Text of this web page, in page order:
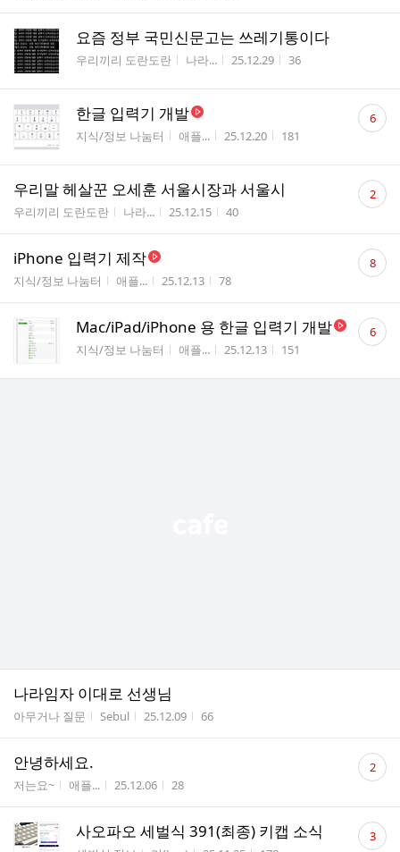
요즘 정부 국민신문고는 쓰레기통이다
게시판명
우리끼리 도란도란 작성자
나라... 작성시간
25.12.29 조회수
36
한글 입력기 개발
게시판명
지식/정보 나눔터 작성자
애플... 작성시간
25.12.20 조회수
181
댓
글 6
우리말 헤살꾼 오세훈 서울시장과 서울시
게시판명
우리끼리 도란도란 작성자
나라... 작성시간
25.12.15 조회수
40
댓
글 2
iPhone 입력기 제작
게시판명
지식/정보 나눔터 작성자
애플... 작성시간
25.12.13 조회수
78
댓
글 8
Mac/iPad/iPhone 용 한글 입력기 개발
게시판명
지식/정보 나눔터 작성자
애플... 작성시간
25.12.13 조회수
151
댓
글 6
나라임자 이대로 선생님
게시판명
아무거나 질문 작성자
Sebul 작성시간
25.12.09 조회수
66
안녕하세요.
게시판명
저는요~ 작성자
애플... 작성시간
25.12.06 조회수
28
댓
글 2
사오파오 세벌식 391(최종) 키캡 소식
댓
글 3